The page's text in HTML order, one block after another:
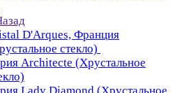
D'Arques, Франция
стекло)
Architecte (Хрустальное